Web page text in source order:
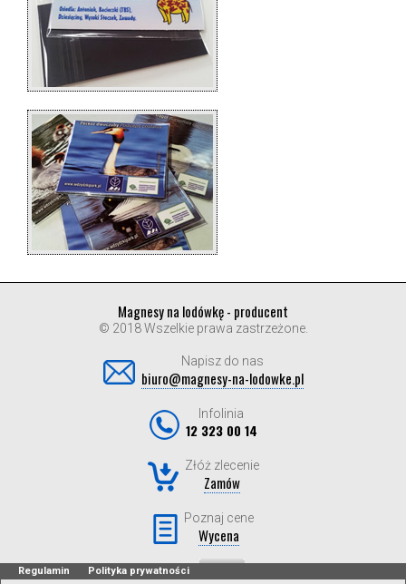
Magnesy na lodówkę - producent
© 2018 Wszelkie prawa zastrzeżone.
Napisz do nas
biuro@magnesy-na-lodowke.pl
Infolinia
12 323 00 14
Złóż zlecenie
Zamów
Poznaj cene
Wycena
Regulamin Polityka prywatności